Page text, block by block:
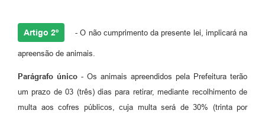
Artigo 2º - O não cumprimento da presente lei, implicará na
apreensão de animais.
Parágrafo único - Os animais apreendidos pela Prefeitura terão
um prazo de 03 (três) dias para retirar, mediante recolhimento de
multa aos cofres públicos, cuja multa será de 30% (trinta por